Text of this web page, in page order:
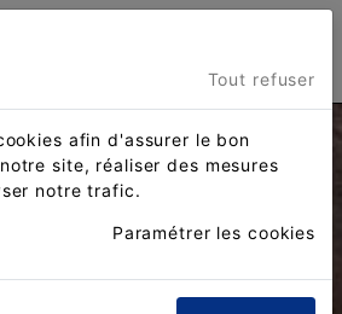
Tout refuser
afin d'assurer le bon
site, réaliser des mesures
notre trafic.
Paramétrer les cookies